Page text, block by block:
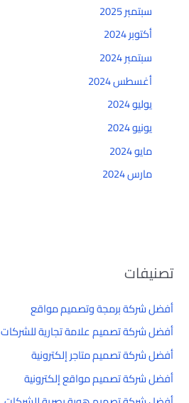
سبتمبر 2025
أكتوبر 2024
سبتمبر 2024
أغسطس 2024
يوليو 2024
يونيو 2024
مايو 2024
مارس 2024
تصنيفات
أفضل شركة برمجة وتصميم مواقع
أفضل شركة تصميم علامة تجارية للشركات
أفضل شركة تصميم متاجر إلكترونية
أفضل شركة تصميم مواقع إلكترونية